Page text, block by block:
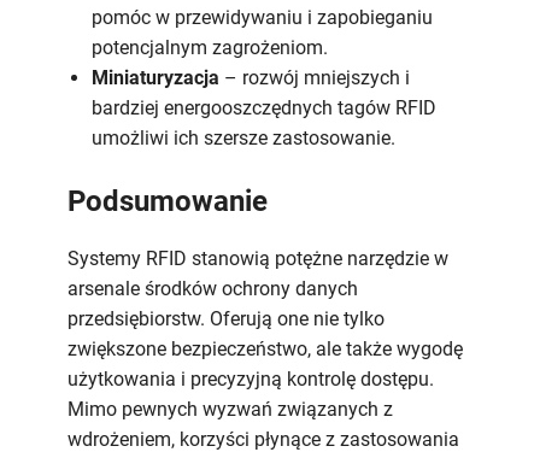
pomóc w przewidywaniu i zapobieganiu
potencjalnym zagrożeniom.
Miniaturyzacja – rozwój mniejszych i
bardziej energooszczędnych tagów RFID
umożliwi ich szersze zastosowanie.
Podsumowanie
Systemy RFID stanowią potężne narzędzie w
arsenale środków ochrony danych
przedsiębiorstw. Oferują one nie tylko
zwiększone bezpieczeństwo, ale także wygodę
użytkowania i precyzyjną kontrolę dostępu.
Mimo pewnych wyzwań związanych z
wdrożeniem, korzyści płynące z zastosowania